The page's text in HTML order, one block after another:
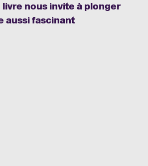
nous invite à plonger
aussi fascinant